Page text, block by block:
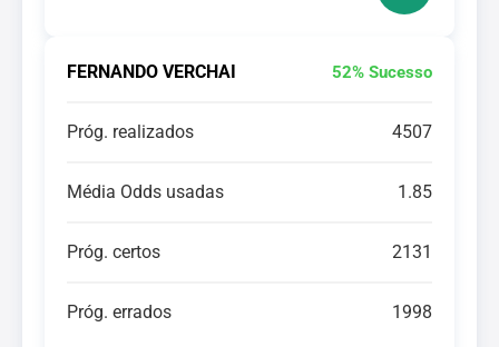
FERNANDO VERCHAI 52% Sucesso
Próg. realizados 4507
Média Odds usadas 1.85
Próg. certos 2131
Próg. errados 1998